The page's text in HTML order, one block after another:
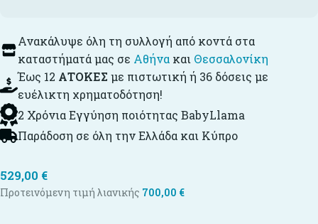
Ανακάλυψε όλη τη συλλογή από κοντά στα
καταστήματά μας σε Αθήνα και Θεσσαλονίκη
Έως 12 ΑΤΟΚΕΣ με πιστωτική ή 36 δόσεις με
ευέλικτη χρηματοδότηση!
2 Χρόνια Εγγύηση ποιότητας BabyLlama
Παράδοση σε όλη την Ελλάδα και Κύπρο
529,00 €
Προτεινόμενη τιμή λιανικής 700,00 €